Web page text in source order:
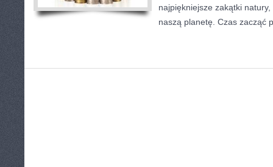
najpiękniejsze zakątki
naszą planetę. Czas zacząć